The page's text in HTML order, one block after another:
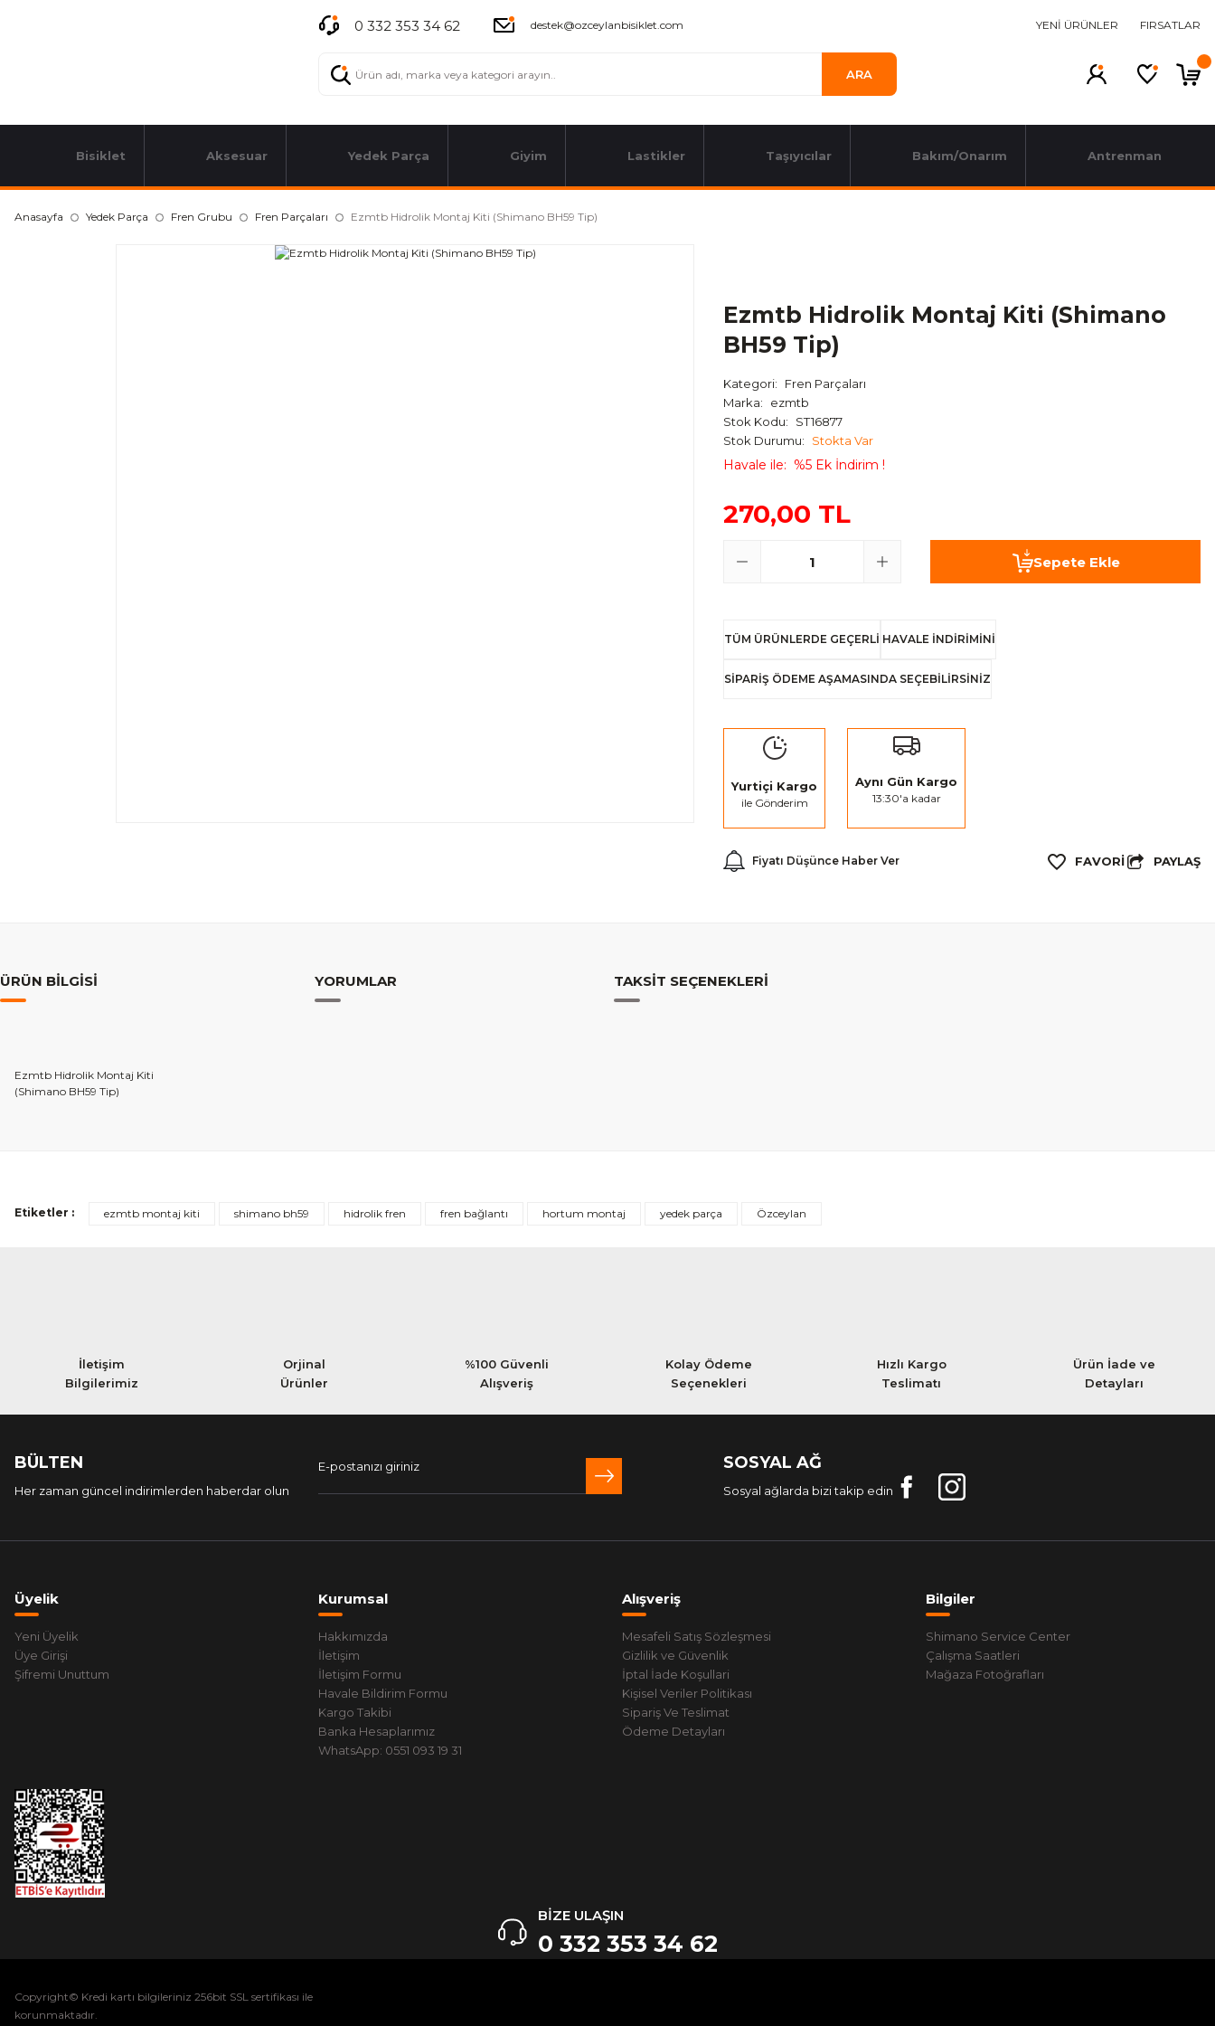
0 332 353 34 62 destek@ozceylanbisiklet.com YENİ ÜRÜNLER FIRSATLAR
ARA
Bisiklet Aksesuar Yedek Parça Giyim Lastikler Taşıyıcılar Bakım/Onarım Antrenman
Anasayfa Yedek Parça Fren Grubu Fren Parçaları Ezmtb Hidrolik Montaj Kiti (Shimano BH59 Tip)
Ezmtb Hidrolik Montaj Kiti (Shimano
BH59 Tip)
Kategori
Fren Parçaları
Marka
ezmtb
Stok Kodu
ST16877
Stok Durumu
Stokta Var
Havale ile %5 Ek İndirim !
270,00 TL
Sepete Ekle
TÜM ÜRÜNLERDE GEÇERLİ HAVALE İNDİRİMİNİ
SİPARİŞ ÖDEME AŞAMASINDA SEÇEBİLİRSİNİZ
Yurtiçi Kargo
ile Gönderim
Aynı Gün Kargo
13:30'a kadar
Fiyatı Düşünce Haber Ver PAYLAŞ
ÜRÜN BILGISI YORUMLAR TAKSIT SEÇENEKLERI
Ezmtb Hidrolik Montaj Kiti
(Shimano BH59 Tip)
Etiketler : ezmtb montaj kiti shimano bh59 hidrolik fren fren bağlantı hortum montaj yedek parça Özceylan
İletişim
Bilgilerimiz
Orjinal
Ürünler
%100 Güvenli
Alışveriş
Kolay Ödeme
Seçenekleri
Hızlı Kargo
Teslimatı
Ürün İade ve
Detayları
BÜLTEN
Her zaman güncel indirimlerden haberdar olun
SOSYAL AĞ
Sosyal ağlarda bizi takip edin
Üyelik
Yeni Üyelik
Üye Girişi
Şifremi Unuttum
Kurumsal
Hakkımızda
İletişim
İletişim Formu
Havale Bildirim Formu
Kargo Takibi
Banka Hesaplarımız
WhatsApp: 0551 093 19 31
Alışveriş
Mesafeli Satış Sözleşmesi
Gizlilik ve Güvenlik
İptal İade Koşullari
Kişisel Veriler Politikası
Sipariş Ve Teslimat
Ödeme Detayları
Bilgiler
Shimano Service Center
Çalışma Saatleri
Mağaza Fotoğrafları
BİZE ULAŞIN
0 332 353 34 62
Copyright© Kredi kartı bilgileriniz 256bit SSL sertifikası ile
korunmaktadır.